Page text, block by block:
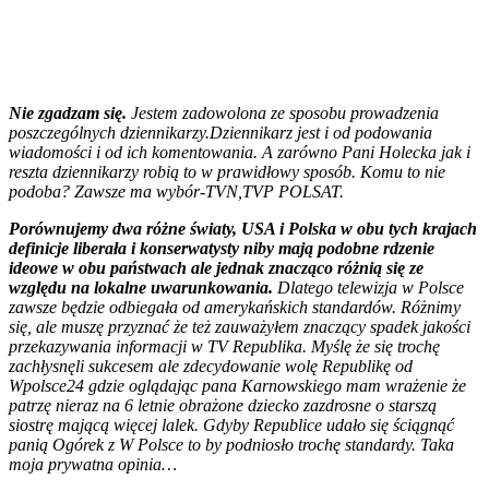
Nie zgadzam się. Jestem zadowolona ze sposobu prowadzenia
poszczególnych dziennikarzy.Dziennikarz jest i od podowania
wiadomości i od ich komentowania. A zarówno Pani Holecka jak i
reszta dziennikarzy robią to w prawidłowy sposób. Komu to nie
podoba? Zawsze ma wybór-TVN,TVP POLSAT.
Porównujemy dwa różne światy, USA i Polska w obu tych krajach
definicje liberała i konserwatysty niby mają podobne rdzenie
ideowe w obu państwach ale jednak znacząco różnią się ze
względu na lokalne uwarunkowania. Dlatego telewizja w Polsce
zawsze będzie odbiegała od amerykańskich standardów. Różnimy
się, ale muszę przyznać że też zauważyłem znaczący spadek jakości
przekazywania informacji w TV Republika. Myślę że się trochę
zachłysnęli sukcesem ale zdecydowanie wolę Republikę od
Wpolsce24 gdzie oglądając pana Karnowskiego mam wrażenie że
patrzę nieraz na 6 letnie obrażone dziecko zazdrosne o starszą
siostrę mającą więcej lalek. Gdyby Republice udało się ściągnąć
panią Ogórek z W Polsce to by podniosło trochę standardy. Taka
moja prywatna opinia…